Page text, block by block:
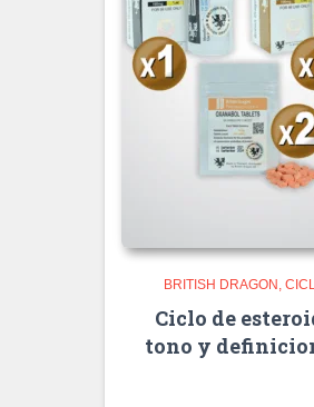
BRITISH DRAGON
Ciclo de
tono y